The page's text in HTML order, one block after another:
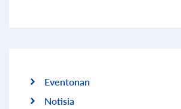
Eventonan
Notisia